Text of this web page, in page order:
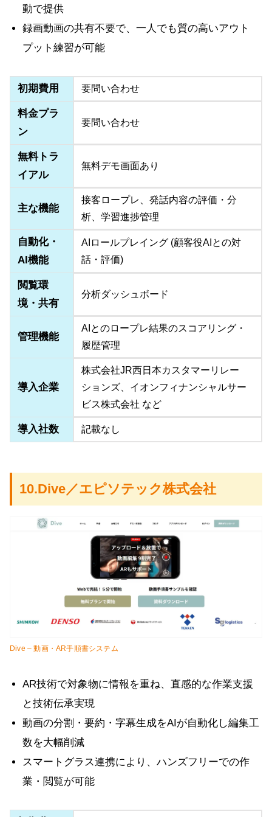
動で提供
録画動画の共有不要で、一人でも質の高いアウト
プット練習が可能
初期費用 要問い合わせ
料金プラ
ン
要問い合わせ
無料トラ
イアル
無料デモ画面あり
主な機能
接客ロープレ、発話内容の評価・分
析、学習進捗管理
自動化・
AI機能
AIロールプレイング (顧客役AIとの対
話・評価)
閲覧環
境・共有
分析ダッシュボード
管理機能
AIとのロープレ結果のスコアリング・
履歴管理
導入企業
株式会社JR西日本カスタマーリレー
ションズ、イオンフィナンシャルサー
ビス株式会社 など
導入社数 記載なし
10.Dive／エピソテック株式会社
Dive – 動画・AR手順書システム
AR技術で対象物に情報を重ね、直感的な作業支援
と技術伝承実現
動画の分割・要約・字幕生成をAIが自動化し編集工
数を大幅削減
スマートグラス連携により、ハンズフリーでの作
業・閲覧が可能